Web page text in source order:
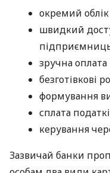
окремий облік
швидкий
зручна
безготівкові
формування
сплата
керування
Зазвичай банки